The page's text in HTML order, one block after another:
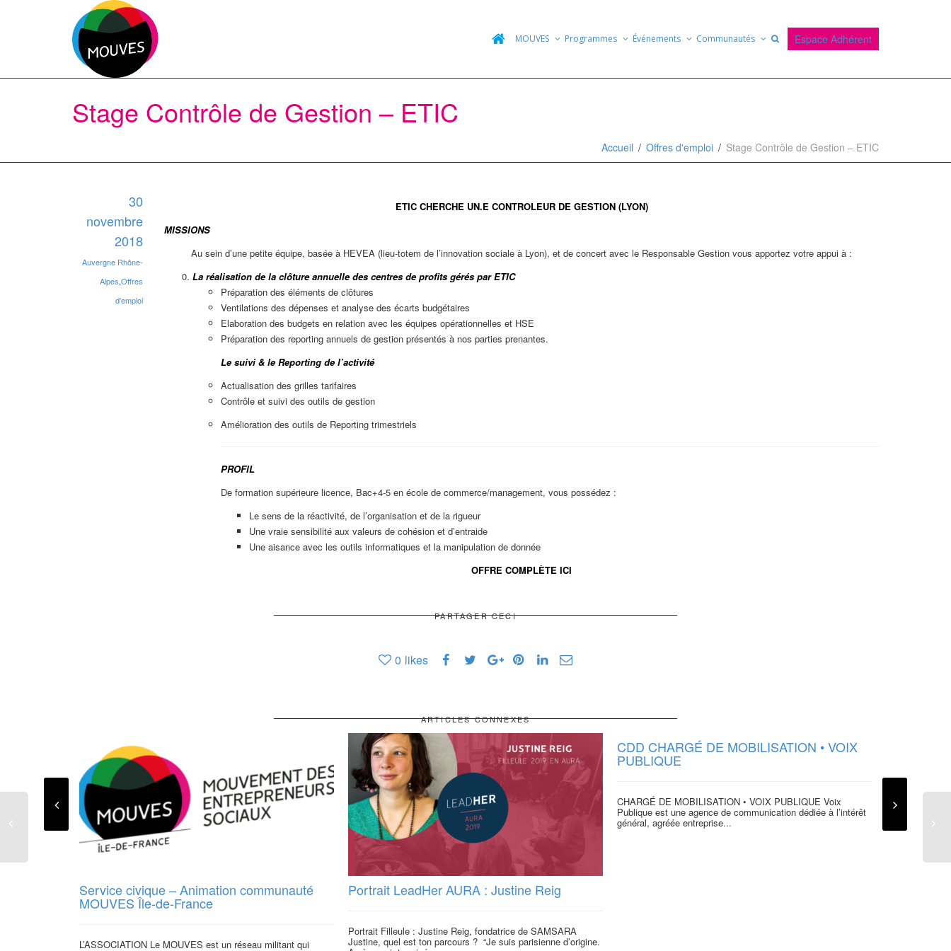
MOUVES Programmes Événements Communautés Espace Adhérent
Stage Contrôle de Gestion – ETIC
Accueil Offres d'emploi Stage Contrôle de Gestion – ETIC
30
novembre
2018
Auvergne Rhône-
Alpes,Offres
d'emploi
ETIC CHERCHE UN.E CONTROLEUR DE GESTION (LYON)
MISSIONS
Au sein d’une petite équipe, basée à HEVEA (lieu-totem de l’innovation sociale à Lyon), et de concert avec le Responsable Gestion vous apportez votre appui à :
La réalisation de la clôture annuelle des centres de profits gérés par ETIC
Préparation des éléments de clôtures
Ventilations des dépenses et analyse des écarts budgétaires
Elaboration des budgets en relation avec les équipes opérationnelles et HSE
Préparation des reporting annuels de gestion présentés à nos parties prenantes.
Le suivi & le Reporting de l’activité
Actualisation des grilles tarifaires
Contrôle et suivi des outils de gestion
Amélioration des outils de Reporting trimestriels
PROFIL
De formation supérieure licence, Bac+4-5 en école de commerce/management, vous possédez :
Le sens de la réactivité, de l’organisation et de la rigueur
Une vraie sensibilité aux valeurs de cohésion et d’entraide
Une aisance avec les outils informatiques et la manipulation de donnée
OFFRE COMPLÈTE ICI
PARTAGER CECI
0 likes
ARTICLES CONNEXES
Service civique – Animation communauté
MOUVES Île-de-France
L’ASSOCIATION Le MOUVES est un réseau militant qui
Portrait LeadHer AURA : Justine Reig
Portrait Filleule : Justine Reig, fondatrice de SAMSARA
Justine, quel est ton parcours ? “Je suis parisienne d’origine.
CDD CHARGÉ DE MOBILISATION • VOIX
PUBLIQUE
CHARGÉ DE MOBILISATION • VOIX PUBLIQUE Voix
Publique est une agence de communication dédiée à l’intérêt
général, agréée entreprise...